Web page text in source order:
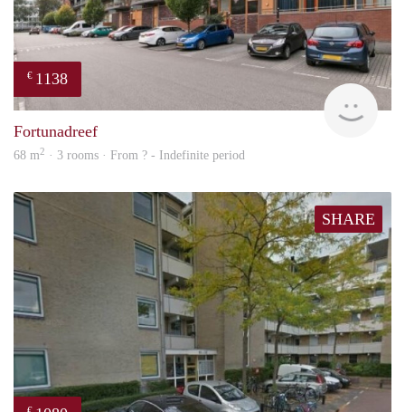
€ 1138
rent
Fortunadreef
68 m2 · 3 rooms · From ? - Indefinite period
SHARE